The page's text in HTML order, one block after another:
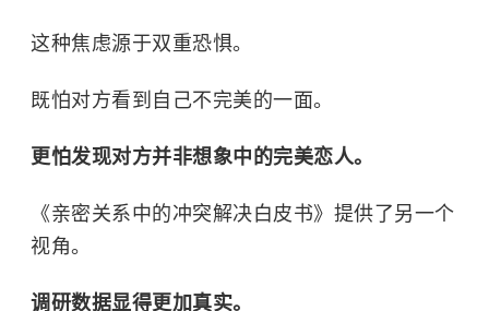
这种焦虑源于双重恐惧。
既怕对方看到自己不完美的一面。
更怕发现对方并非想象中的完美恋人。
《亲密关系中的冲突解决白皮书》提供了另一个
视角。
调研数据显得更加真实。